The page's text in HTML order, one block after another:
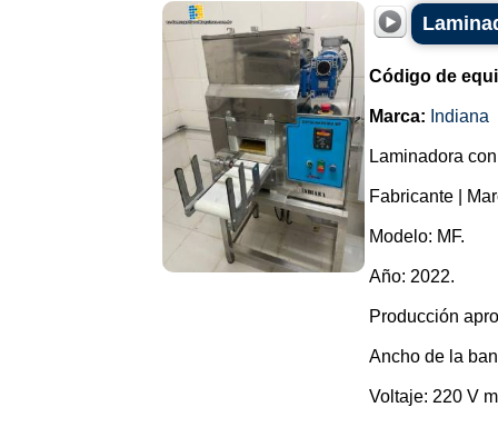
Código de
Marca: Indiana
Laminadora
Fabricante |
Modelo: MF.
Año: 2022.
Producción
Ancho de la
Voltaje: 220 V